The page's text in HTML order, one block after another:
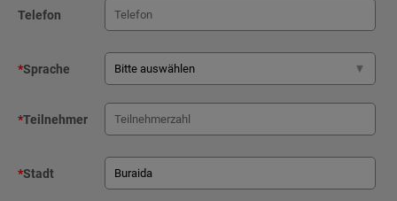
Telefon
*Sprache
*Teilnehmer
*Stadt